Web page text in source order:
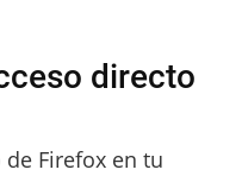
directo
Firefox en tu